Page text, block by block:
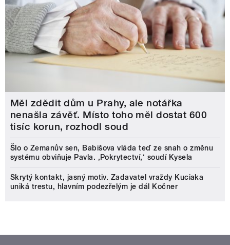
Měl zdědit dům u Prahy, ale notářka
nenašla závěť. Místo toho měl dostat 600
tisíc korun, rozhodl soud
Šlo o Zemanův sen, Babišova vláda teď ze snah o změnu
systému obviňuje Pavla. ‚Pokrytectví,‘ soudí Kysela
Skrytý kontakt, jasný motiv. Zadavatel vraždy Kuciaka
uniká trestu, hlavním podezřelým je dál Kočner